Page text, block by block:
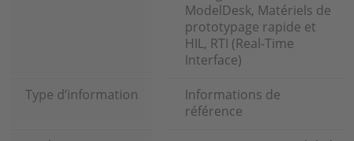
ModelDesk, Matériels de
prototypage rapide et
HIL, RTI (Real-Time
Interface)
Type d’information
Informations de
référence